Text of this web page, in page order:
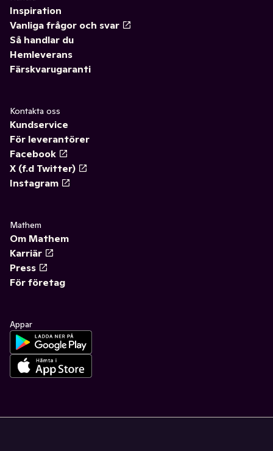
Inspiration
Vanliga frågor och svar
Så handlar du
Hemleverans
Färskvarugaranti
Kontakta oss
Kundservice
För leverantörer
Facebook
X (f.d Twitter)
Instagram
Mathem
Om Mathem
Karriär
Press
För företag
Appar